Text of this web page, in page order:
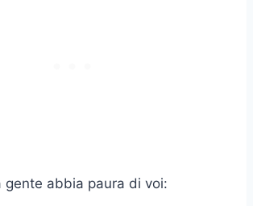
gente abbia paura di voi: